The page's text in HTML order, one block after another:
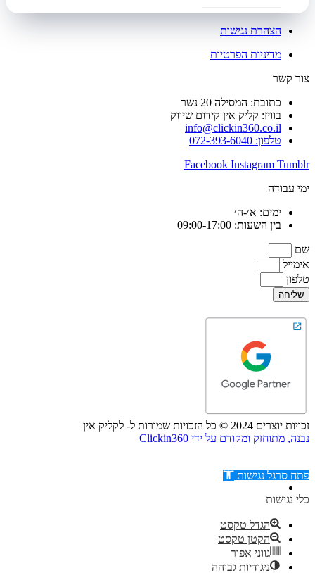
הצהרת נגישות
מדיניות הפרטיות
צור קשר
כתובת: המסילה 20 נשר
בוויז: קליק אין קידום שיווק
info@clickin360.co.il
טלפון: 072-393-6040
Facebook Instagram Tumblr
ימי עבודה
ימים: א׳-ה׳
בין השעות: 09:00-17:00
שם
אימייל
טלפון
שליחה
זכויות יוצרים 2024 © כל הזכויות שמורות ל- לקליק אין
נבנה, מתוחזק ומקודם על ידי Clickin360
דילוג לתוכן
פתח סרגל נגישות
כלי נגישות
הגדל טקסט
הקטן טקסט
גווני אפור
ניגודיות גבוהה